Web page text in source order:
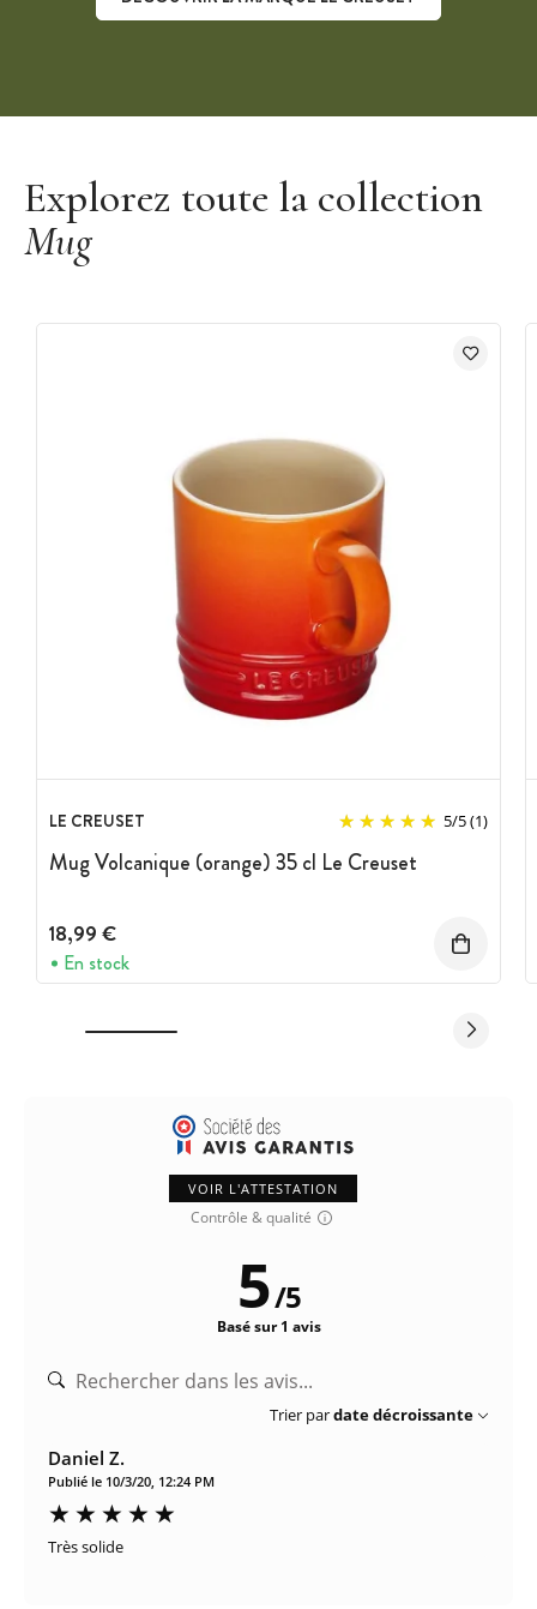
Explorez toute la collection
Mug
LE CREUSET 5/5(1)
Mug Volcanique (orange) 35 cl Le Creuset
18,99 €
En stock
VOIR L'ATTESTATION
Contrôle & qualité
5/5
Basé sur 1 avis
Trier pardate décroissante
Daniel Z.
Publié le 10/3/20, 12:24 PM
Très solide